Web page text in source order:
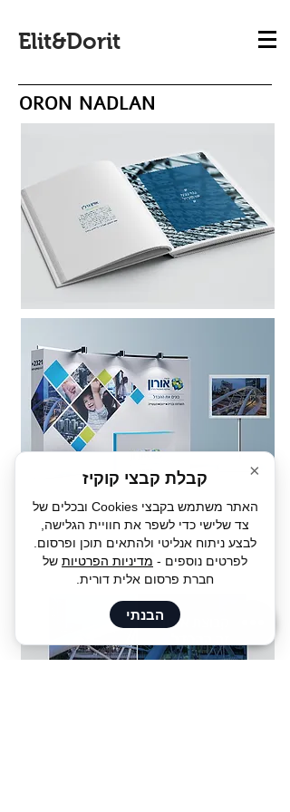
× קבלת קבצי קוקיז
האתר משתמש בקבצי Cookies ובכלים של
צד שלישי כדי לשפר את חוויית הגלישה,
לבצע ניתוח אנליטי ולהתאים תוכן ופרסום.
לפרטים נוספים - מדיניות הפרטיות של
חברת פרסום אלית דורית.
הבנתי
Elit&Dorit
ORON NADLAN